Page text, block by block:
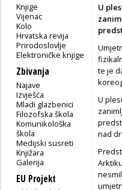
Knjige
Vijenac
Kolo
Hrvatska revija
Prirodoslovlje
Elektroničke knjige
Zbivanja
Najave
Izvješća
Mladi glazbenici
Filozofska škola
Komunikološka
škola
Medijski susreti
Knjižara
Galerija
EU Projekt
U
te je
U
nad